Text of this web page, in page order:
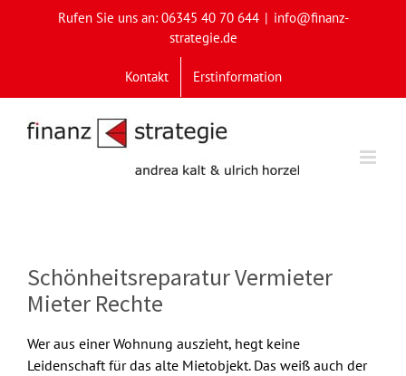
Rufen Sie uns an: 06345 40 70 644 | info@finanz-
strategie.de
Kontakt Erstinformation
Schönheitsreparatur Vermieter
Mieter Rechte
Wer aus einer Wohnung auszieht, hegt keine
Leidenschaft für das alte Mietobjekt. Das weiß auch der